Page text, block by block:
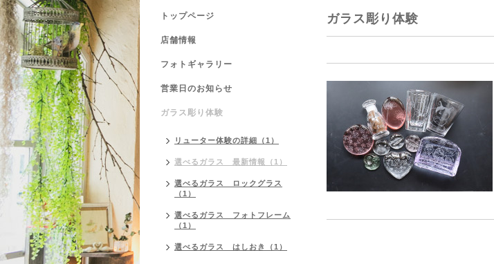
ガラス彫り体験
トップページ
店舗情報
フォトギャラリー
営業日のお知らせ
ガラス彫り体験
リューター体験の詳細（1）
選べるガラス 最新情報（1）
選べるガラス ロックグラス
（1）
選べるガラス フォトフレーム
（1）
選べるガラス はしおき（1）